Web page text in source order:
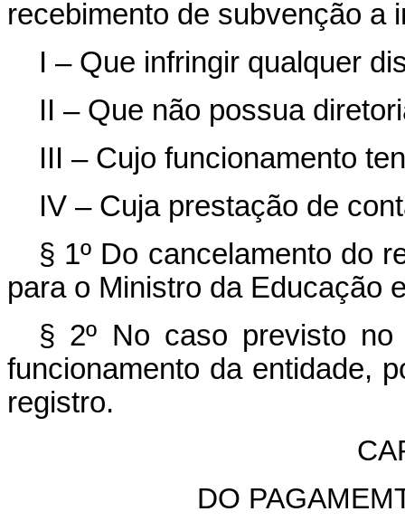
recebimento de subvenção a
I – Que infringir qualquer
II – Que não possua
III – Cujo funcionamento
IV – Cuja prestação de
§ 1º Do cancelamento do
para o Ministro da Educação
§ 2º No caso previsto
funcionamento da entidade,
registro.
DO